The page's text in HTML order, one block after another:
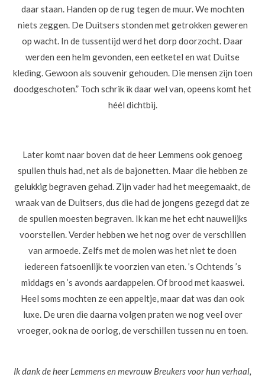
daar staan. Handen op de rug tegen de muur. We mochten
niets zeggen. De Duitsers stonden met getrokken geweren
op wacht. In de tussentijd werd het dorp doorzocht. Daar
werden een helm gevonden, een eetketel en wat Duitse
kleding. Gewoon als souvenir gehouden. Die mensen zijn toen
doodgeschoten.” Toch schrik ik daar wel van, opeens komt het
héél dichtbij.
Later komt naar boven dat de heer Lemmens ook genoeg
spullen thuis had, net als de bajonetten. Maar die hebben ze
gelukkig begraven gehad. Zijn vader had het meegemaakt, de
wraak van de Duitsers, dus die had de jongens gezegd dat ze
de spullen moesten begraven. Ik kan me het echt nauwelijks
voorstellen. Verder hebben we het nog over de verschillen
van armoede. Zelfs met de molen was het niet te doen
iedereen fatsoenlijk te voorzien van eten. ’s Ochtends ’s
middags en ’s avonds aardappelen. Of brood met kaaswei.
Heel soms mochten ze een appeltje, maar dat was dan ook
luxe. De uren die daarna volgen praten we nog veel over
vroeger, ook na de oorlog, de verschillen tussen nu en toen.
Ik dank de heer Lemmens en mevrouw Breukers voor hun verhaal,